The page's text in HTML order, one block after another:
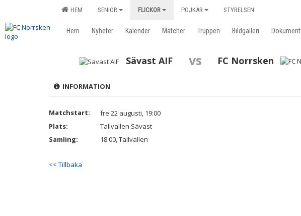
HEM SENIOR FLICKOR POJKAR STYRELSEN
Hem Nyheter Kalender Matcher Truppen Bildgalleri Dokument
Sävast AIF vs FC Norrsken
INFORMATION
Matchstart:
fre 22 augusti, 19:00
Plats:
Tallvallen Sävast
Samling:
18:00, Tallvallen
<< Tillbaka